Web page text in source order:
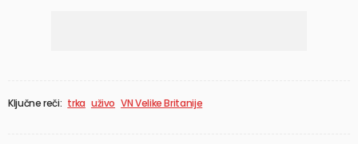
Ključne reči: trka uživo VN Velike Britanije